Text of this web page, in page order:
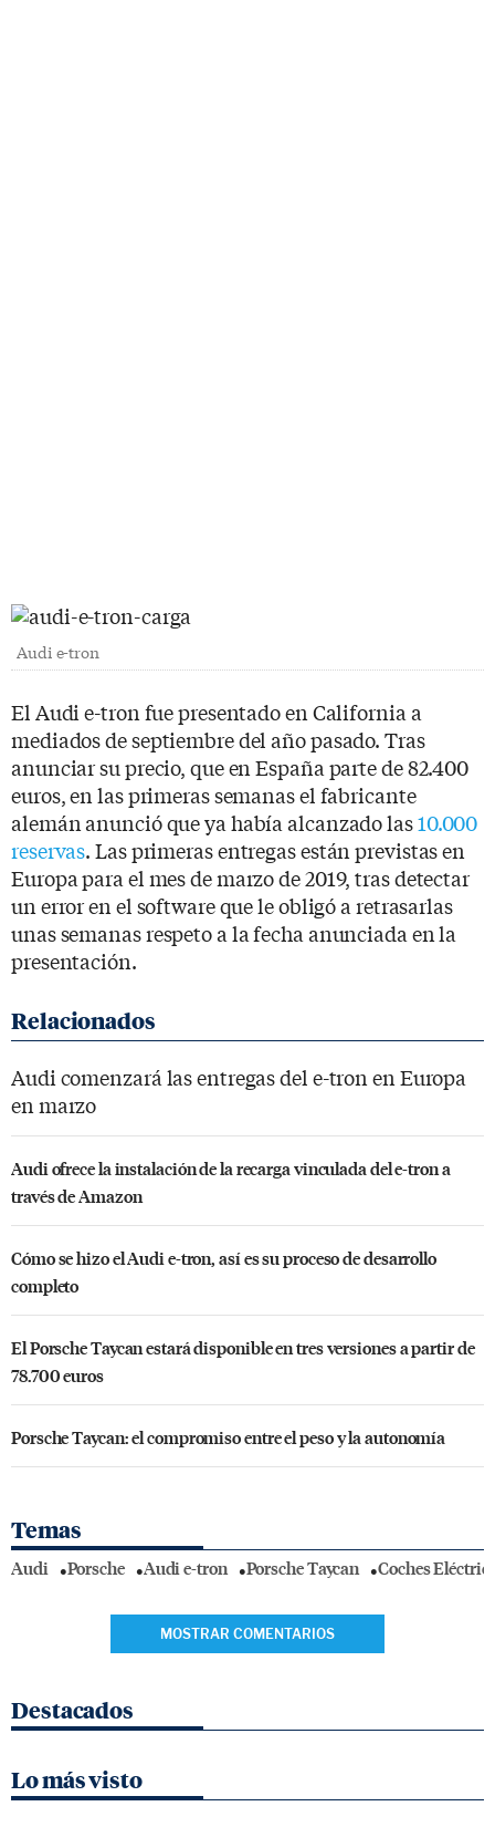
Audi e-tron
El Audi e-tron fue presentado en California a
mediados de septiembre del año pasado. Tras
anunciar su precio, que en España parte de 82.400
euros, en las primeras semanas el fabricante
alemán anunció que ya había alcanzado las10.000
reservas. Las primeras entregas están previstas en
Europa para el mes de marzo de 2019, tras detectar
un error en el software que le obligó a retrasarlas
unas semanas respeto a la fecha anunciada en la
presentación.
Audi comenzará las entregas del e-tron en Europa
en marzo
Audi ofrece la instalación de la recarga vinculada del e-tron a
través de Amazon
Cómo se hizo el Audi e-tron, así es su proceso de desarrollo
completo
El Porsche Taycan estará disponible en tres versiones a partir de
78.700 euros
Porsche Taycan: el compromiso entre el peso y la autonomía
Temas
Audi Porsche Audi e-tron Porsche Taycan Coches
MOSTRAR COMENTARIOS
Destacados
Lo más visto